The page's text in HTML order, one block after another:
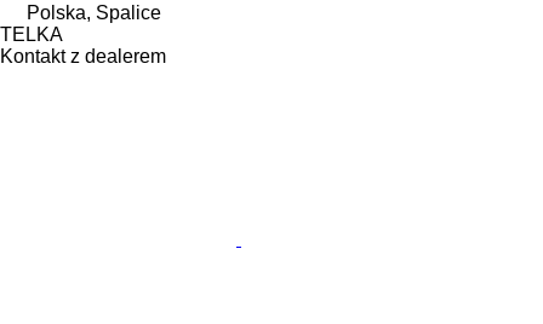
Polska, Spalice
TELKA
Kontakt z dealerem